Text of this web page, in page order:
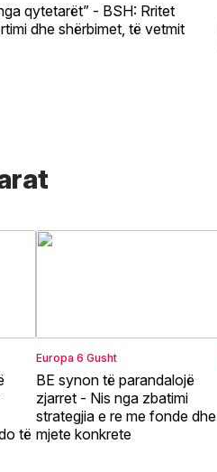
qytetarët” - BSH: Rritet
dhe shërbimet, të vetmit
të
Europa 6 Gusht
BE synon të parandalojë
zjarret - Nis nga zbatimi
strategjia e re me fonde dhe
mjete konkrete